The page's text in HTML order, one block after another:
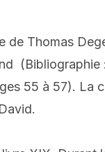
de Thomas
(Bibliographie
55 à 57). La